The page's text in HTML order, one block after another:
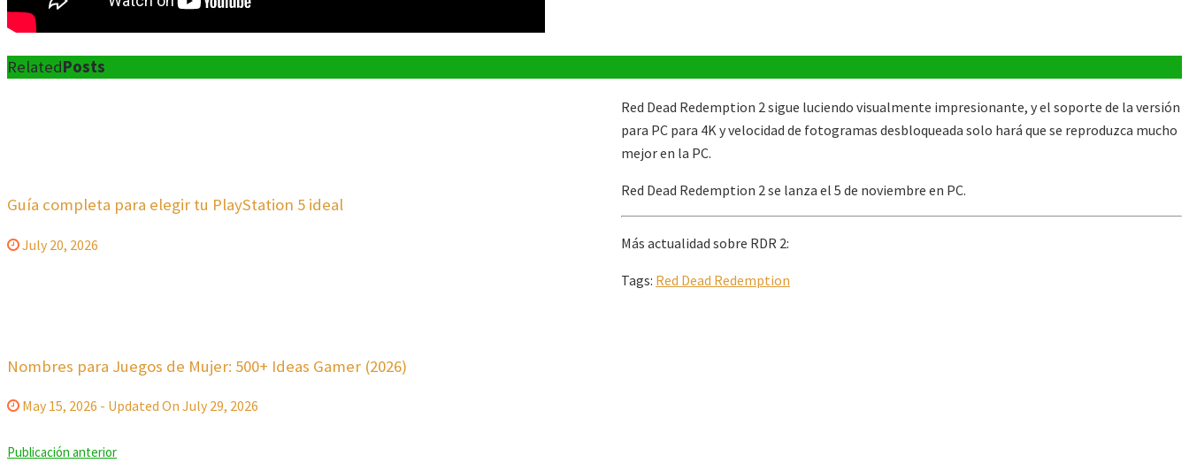
RelatedPosts
Guía completa para elegir tu PlayStation 5 ideal
July 20, 2026
Nombres para Juegos de Mujer: 500+ Ideas Gamer (2026)
May 15, 2026 - Updated On July 29, 2026
Red Dead Redemption 2 sigue luciendo visualmente impresionante, y el soporte de la versión
para PC para 4K y velocidad de fotogramas desbloqueada solo hará que se reproduzca mucho
mejor en la PC.
Red Dead Redemption 2 se lanza el 5 de noviembre en PC.
Más actualidad sobre RDR 2:
Tags: Red Dead Redemption
Publicación anterior